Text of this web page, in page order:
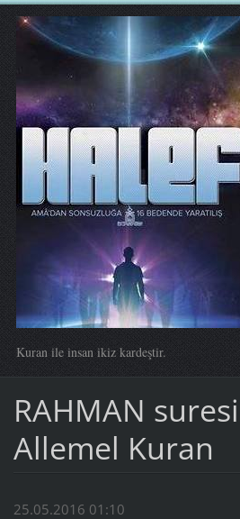
Kuran ile insan ikiz kardeştir.
RAHMAN
Allemel Kuran
25.05.2016 01:10